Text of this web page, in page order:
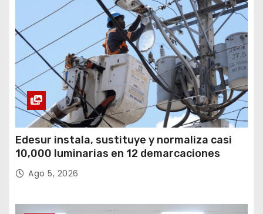
Edesur instala, sustituye y normaliza casi
10,000 luminarias en 12 demarcaciones
Ago 5, 2026